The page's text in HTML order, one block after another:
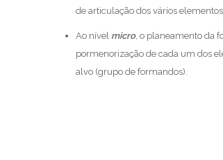
de articulação dos vários
Ao nível micro, o planeamento da
pormenorização de cada um dos
alvo (grupo de formandos).